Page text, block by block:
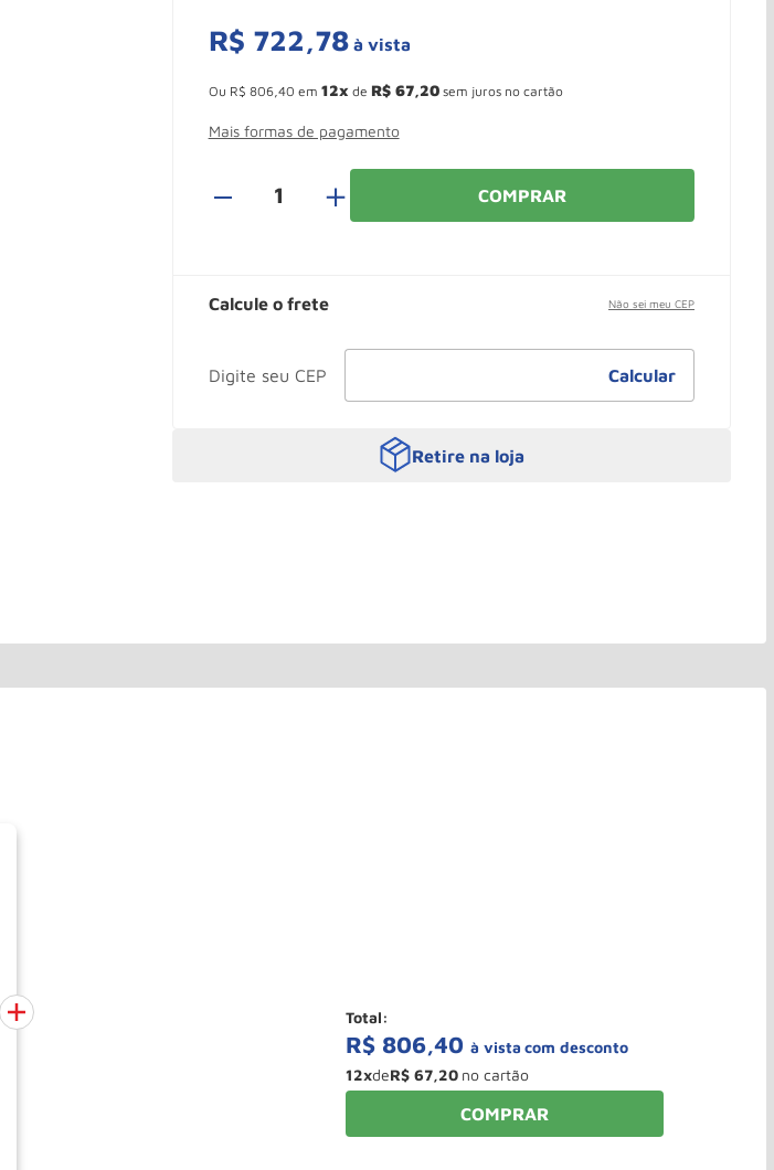
R$ 722 ,78à vista
Ou R$ 806, 40 em 12 de R$ 67,20sem juros no cartão
Mais formas de pagamento
＋ COMPRAR
Calcule o frete Não sei meu CEP
Retire na loja
R$ 806,40 à vista
12xdeR$ 67,20
Total:
COMPRAR